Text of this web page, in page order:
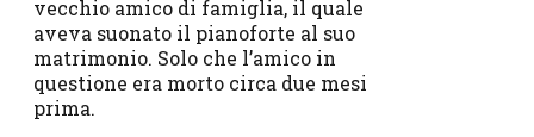
vecchio amico di famiglia, il quale
aveva suonato il pianoforte al suo
matrimonio. Solo che l’amico in
questione era morto circa due mesi
prima.